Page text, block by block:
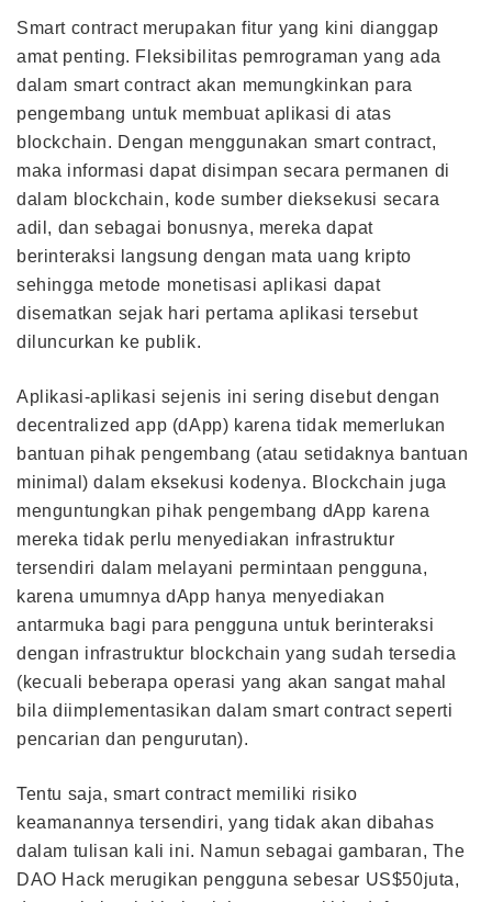
Smart contract merupakan fitur yang kini dianggap
amat penting. Fleksibilitas pemrograman yang ada
dalam smart contract akan memungkinkan para
pengembang untuk membuat aplikasi di atas
blockchain. Dengan menggunakan smart contract,
maka informasi dapat disimpan secara permanen di
dalam blockchain, kode sumber dieksekusi secara
adil, dan sebagai bonusnya, mereka dapat
berinteraksi langsung dengan mata uang kripto
sehingga metode monetisasi aplikasi dapat
disematkan sejak hari pertama aplikasi tersebut
diluncurkan ke publik.
Aplikasi-aplikasi sejenis ini sering disebut dengan
decentralized app (dApp) karena tidak memerlukan
bantuan pihak pengembang (atau setidaknya bantuan
minimal) dalam eksekusi kodenya. Blockchain juga
menguntungkan pihak pengembang dApp karena
mereka tidak perlu menyediakan infrastruktur
tersendiri dalam melayani permintaan pengguna,
karena umumnya dApp hanya menyediakan
antarmuka bagi para pengguna untuk berinteraksi
dengan infrastruktur blockchain yang sudah tersedia
(kecuali beberapa operasi yang akan sangat mahal
bila diimplementasikan dalam smart contract seperti
pencarian dan pengurutan).
Tentu saja, smart contract memiliki risiko
keamanannya tersendiri, yang tidak akan dibahas
dalam tulisan kali ini. Namun sebagai gambaran, The
DAO Hack merugikan pengguna sebesar US$50juta,